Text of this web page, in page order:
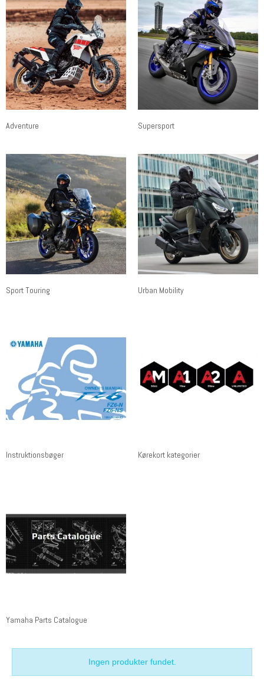
Adventure Supersport
Sport Touring Urban Mobility
Instruktionsbøger Kørekort kategorier
Yamaha Parts Catalogue
Ingen produkter fundet.